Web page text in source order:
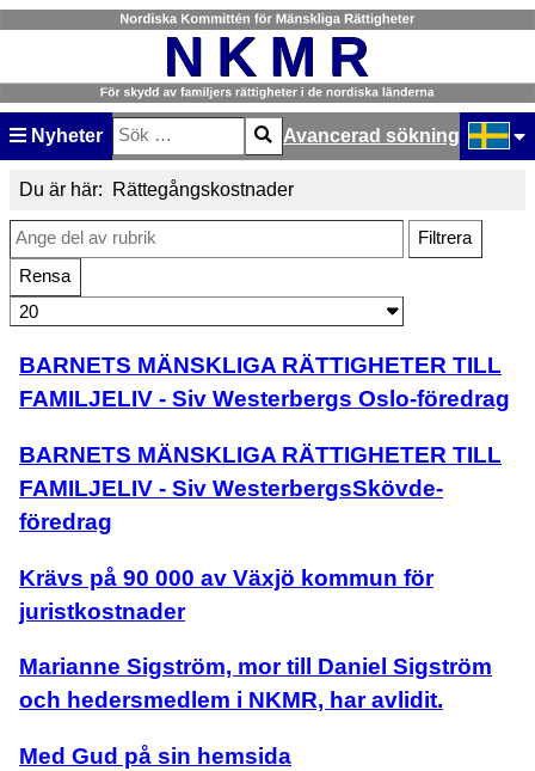
Nyheter
Sök
Type 2 or more characters for results.
Avancerad sökning
Du är här: Rättegångskostnader
Ange del av rubrik
Filtrera
Rensa
Visa #
BARNETS MÄNSKLIGA RÄTTIGHETER TILL
FAMILJELIV - Siv Westerbergs Oslo-föredrag
BARNETS MÄNSKLIGA RÄTTIGHETER TILL
FAMILJELIV - Siv WesterbergsSkövde-
föredrag
Krävs på 90 000 av Växjö kommun för
juristkostnader
Marianne Sigström, mor till Daniel Sigström
och hedersmedlem i NKMR, har avlidit.
Med Gud på sin hemsida